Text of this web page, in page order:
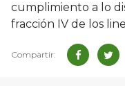
cumplimiento a lo
fracción IV de los